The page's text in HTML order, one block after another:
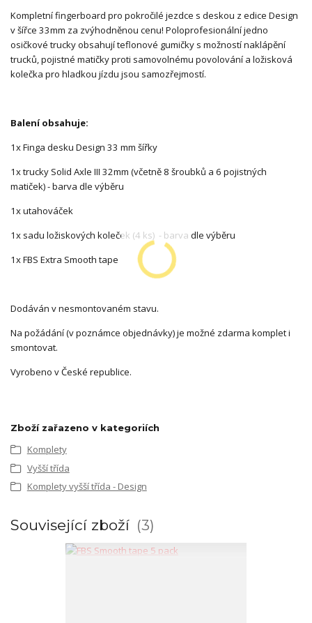
Kompletní fingerboard pro pokročilé jezdce s deskou z edice Design
v šířce 33mm za zvýhodněnou cenu! Poloprofesionální jedno
osičkové trucky obsahují teflonové gumičky s možností naklápění
trucků, pojistné matičky proti samovolnému povolování a ložisková
kolečka pro hladkou jízdu jsou samozřejmostí.
Balení obsahuje:
1x Finga desku Design 33 mm šířky
1x trucky Solid Axle III 32mm (včetně 8 šroubků a 6 pojistných
matiček) - barva dle výběru
1x utahováček
1x sadu ložiskových koleček (4 ks) - barva dle výběru
1x FBS Extra Smooth tape
Dodáván v nesmontovaném stavu.
Na požádání (v poznámce objednávky) je možné zdarma komplet i
smontovat.
Vyrobeno v České republice.
Zboží zařazeno v kategoriích
Komplety
Vyšší třída
Komplety vyšší třída - Design
Související zboží 3